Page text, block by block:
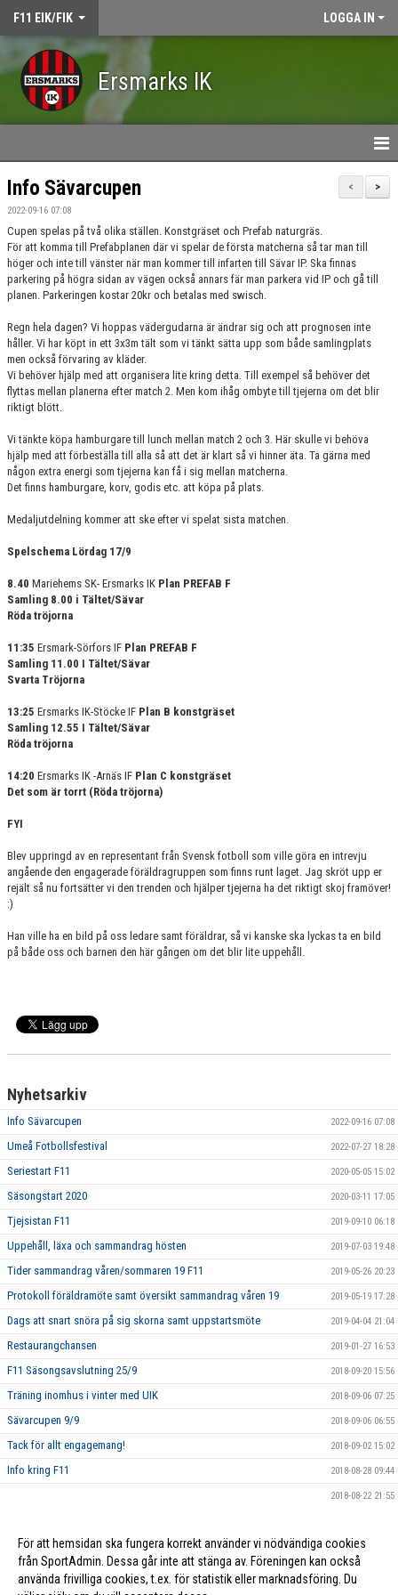
F11 EIK/FIK LOGGA IN
Ersmarks IK
HEM
NYHETER
DOKUMENT
KONTAKT
KALENDER
TRUPPEN
VÅRA SPONSORER
>
<
Info Sävarcupen
2022-09-16 07:08
Cupen spelas på två olika ställen. Konstgräset och Prefab naturgräs.
För att komma till Prefabplanen där vi spelar de första matcherna så tar man till
höger och inte till vänster när man kommer till infarten till Sävar IP. Ska finnas
parkering på högra sidan av vägen också annars fär man parkera vid IP och gå till
planen. Parkeringen kostar 20kr och betalas med swisch.
Regn hela dagen? Vi hoppas vädergudarna är ändrar sig och att prognosen inte
håller. Vi har köpt in ett 3x3m tält som vi tänkt sätta upp som både samlingplats
men också förvaring av kläder.
Vi behöver hjälp med att organisera lite kring detta. Till exempel så behöver det
flyttas mellan planerna efter match 2. Men kom ihåg ombyte till tjejerna om det blir
riktigt blött.
Vi tänkte köpa hamburgare till lunch mellan match 2 och 3. Här skulle vi behöva
hjälp med att förbeställa till alla så att det är klart så vi hinner äta. Ta gärna med
någon extra energi som tjejerna kan få i sig mellan matcherna.
Det finns hamburgare, korv, godis etc. att köpa på plats.
Medaljutdelning kommer att ske efter vi spelat sista matchen.
Spelschema Lördag 17/9
8.40 Mariehems SK- Ersmarks IK Plan PREFAB F
Samling 8.00 i Tältet/Sävar
Röda tröjorna
11:35 Ersmark-Sörfors IF Plan PREFAB F
Samling 11.00 I Tältet/Sävar
Svarta Tröjorna
13:25 Ersmarks IK-Stöcke IF Plan B konstgräset
Samling 12.55 I Tältet/Sävar
Röda tröjorna
14:20 Ersmarks IK -Arnäs IF Plan C konstgräset
Det som är torrt (Röda tröjorna)
FYI
Blev uppringd av en representant från Svensk fotboll som ville göra en intrevju
angående den engagerade föräldragruppen som finns runt laget. Jag skröt upp er
rejält så nu fortsätter vi den trenden och hjälper tjejerna ha det riktigt skoj framöver!
:)
Han ville ha en bild på oss ledare samt föräldrar, så vi kanske ska lyckas ta en bild
på både oss och barnen den här gången om det blir lite uppehåll.
Nyhetsarkiv
Info Sävarcupen 2022-09-16 07:08
Umeå Fotbollsfestival 2022-07-27 18:28
Seriestart F11 2020-05-05 15:02
Säsongstart 2020 2020-03-11 17:05
Tjejsistan F11 2019-09-10 06:18
Uppehåll, läxa och sammandrag hösten 2019-07-03 19:48
Tider sammandrag våren/sommaren 19 F11 2019-05-26 20:23
Protokoll föräldramöte samt översikt sammandrag våren 19 2019-05-19 17:28
Dags att snart snöra på sig skorna samt uppstartsmöte 2019-04-04 21:04
Restaurangchansen 2019-01-27 16:53
F11 Säsongsavslutning 25/9 2018-09-20 15:56
Träning inomhus i vinter med UIK 2018-09-06 07:25
Sävarcupen 9/9 2018-09-06 06:55
Tack för allt engagemang! 2018-09-02 15:02
Info kring F11 2018-08-28 09:44
2018-08-22 21:55
Ersmarksdagen 1/9 2018-08-08 10:53
För att hemsidan ska fungera korrekt använder vi nödvändiga cookies
från SportAdmin. Dessa går inte att stänga av. Föreningen kan också
använda frivilliga cookies, t.ex. för statistik eller marknadsföring. Du